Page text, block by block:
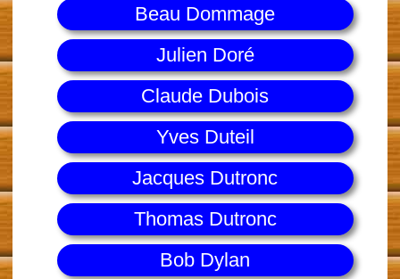
Beau Dommage
Julien Doré
Claude Dubois
Yves Duteil
Jacques Dutronc
Thomas Dutronc
Bob Dylan